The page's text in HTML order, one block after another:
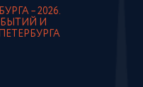
– 2026.
И